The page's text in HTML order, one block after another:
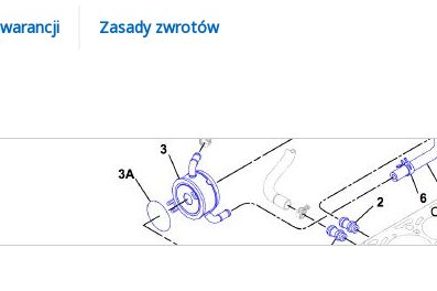
Zasady zwrotów